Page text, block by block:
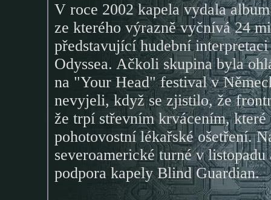
V roce 2002 kapela vydala
ze kterého výrazně vyčnívá 24
představující hudební
Odyssea. Ačkoli skupina byla
na "Your Head" festival v
nevyjeli, když se zjistilo, že
že trpí střevním krvácením, které
pohotovostní lékařské ošetření.
severoamerické turné v
podpora kapely Blind Guardian.